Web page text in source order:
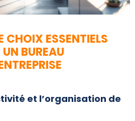
CHOIX ESSENTIELS
BUREAU
et l’organisation de